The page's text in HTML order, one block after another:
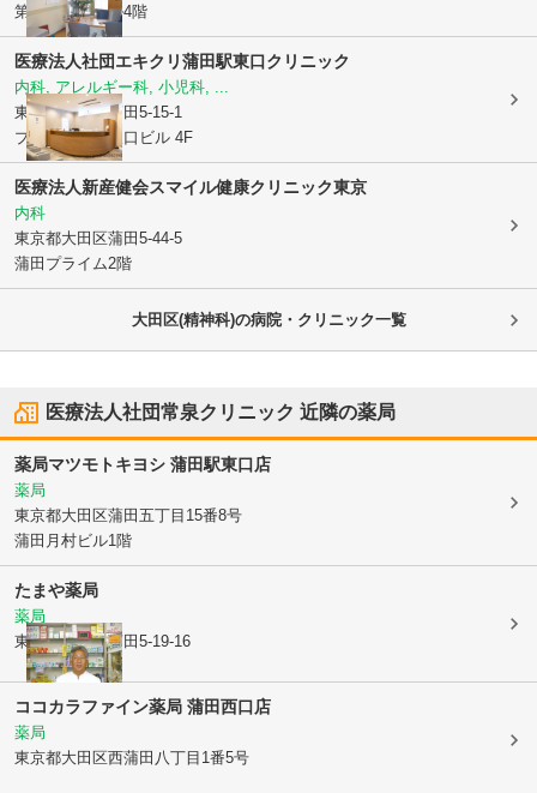
第二日比野ビル4階
医療法人社団エキクリ蒲田駅東口クリニック
内科, アレルギー科, 小児科, ...
東京都大田区蒲田5-15-1
プライム蒲田東口ビル 4F
医療法人新産健会スマイル健康クリニック東京
内科
東京都大田区蒲田5-44-5
蒲田プライム2階
大田区(精神科)の病院・クリニック一覧
医療法人社団常泉クリニック 近隣の薬局
薬局マツモトキヨシ 蒲田駅東口店
薬局
東京都大田区蒲田五丁目15番8号
蒲田月村ビル1階
たまや薬局
薬局
東京都大田区蒲田5-19-16
ココカラファイン薬局 蒲田西口店
薬局
東京都大田区西蒲田八丁目1番5号